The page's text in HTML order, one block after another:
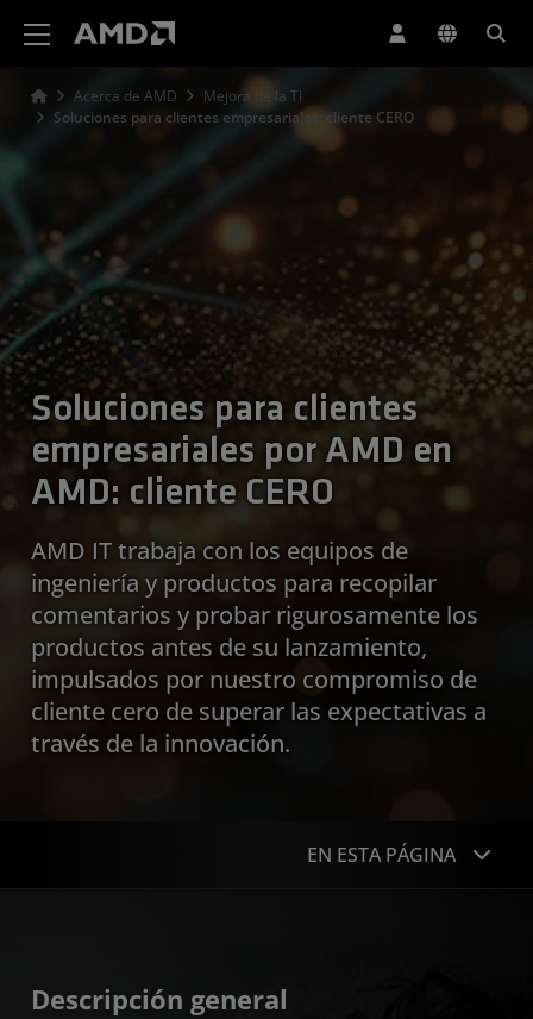
Acerca de AMD
Mejora de la TI
Soluciones para clientes empresariales: cliente CERO
Soluciones para clientes
empresariales por AMD en
AMD: cliente CERO
AMD IT trabaja con los equipos de
ingeniería y productos para recopilar
comentarios y probar rigurosamente los
productos antes de su lanzamiento,
impulsados por nuestro compromiso de
cliente cero de superar las expectativas a
través de la innovación.
EN ESTA PÁGINA
Descripción general